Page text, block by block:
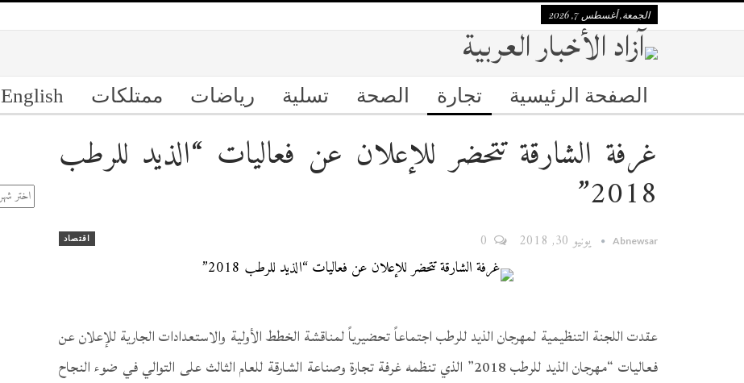
الجمعة, أغسطس 7, 2026
الصفحة الرئيسية تجارة الصحة تسلية رياضات ممتلكات English
غرفة الشارقة تتحضر للإعلان عن فعاليات “الذيد للرطب
2018”
اقتصاد Abnewsar يونيو 30, 2018
عقدت اللجنة التنظيمية لمهرجان الذيد للرطب اجتماعاً تحضيرياً لمناقشة الخطط الأولية والاستعدادات الجارية للإعلان عن
فعاليات “مهرجان الذيد للرطب 2018” الذي تنظمه غرفة تجارة وصناعة الشارقة للعام الثالث على التوالي في ضوء النجاح
الأرشيف